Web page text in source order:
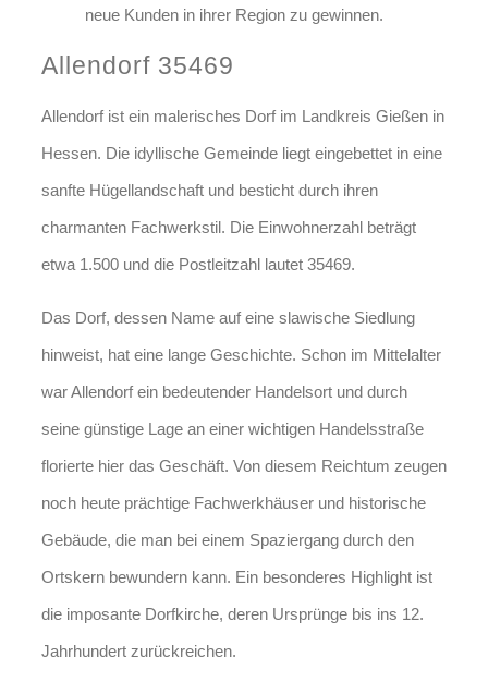
neue Kunden in ihrer Region zu gewinnen.
Allendorf 35469
Allendorf ist ein malerisches Dorf im Landkreis Gießen in
Hessen. Die idyllische Gemeinde liegt eingebettet in eine
sanfte Hügellandschaft und besticht durch ihren
charmanten Fachwerkstil. Die Einwohnerzahl beträgt
etwa 1.500 und die Postleitzahl lautet 35469.
Das Dorf, dessen Name auf eine slawische Siedlung
hinweist, hat eine lange Geschichte. Schon im Mittelalter
war Allendorf ein bedeutender Handelsort und durch
seine günstige Lage an einer wichtigen Handelsstraße
florierte hier das Geschäft. Von diesem Reichtum zeugen
noch heute prächtige Fachwerkhäuser und historische
Gebäude, die man bei einem Spaziergang durch den
Ortskern bewundern kann. Ein besonderes Highlight ist
die imposante Dorfkirche, deren Ursprünge bis ins 12.
Jahrhundert zurückreichen.